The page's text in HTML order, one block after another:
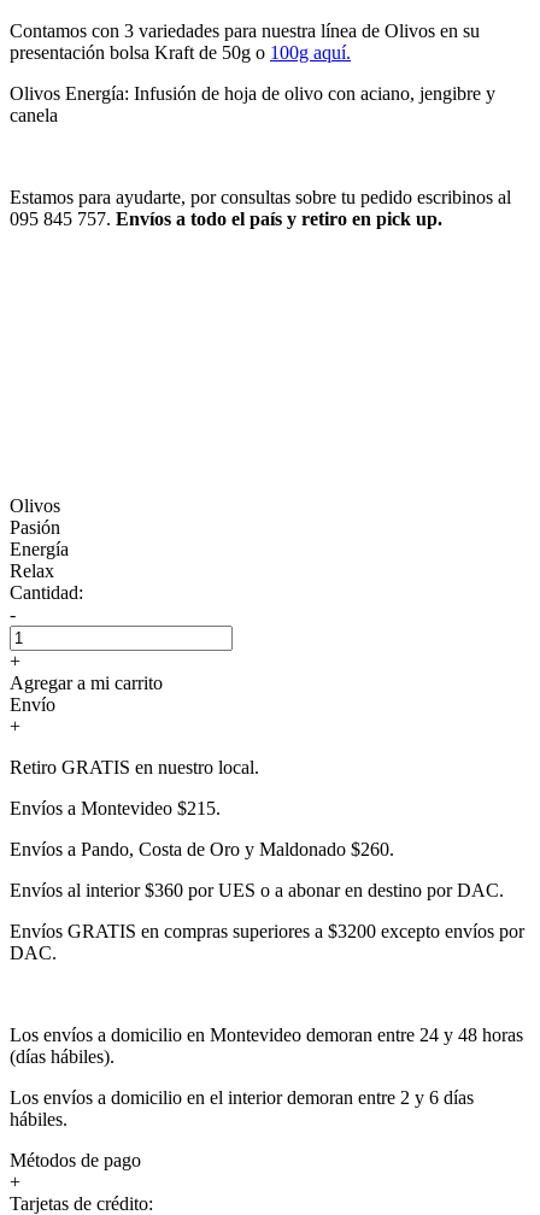
Contamos con 3 variedades para nuestra línea de Olivos en su
presentación bolsa Kraft de 50g o 100g aquí.
Olivos Energía: Infusión de hoja de olivo con aciano, jengibre y
canela
Estamos para ayudarte, por consultas sobre tu pedido escribinos al
095 845 757. Envíos a todo el país y retiro en pick up.
Olivos
Pasión
Energía
Relax
Cantidad:
-
+
Agregar a mi carrito
Envío
+
Retiro GRATIS en nuestro local.
Envíos a Montevideo $215.
Envíos a Pando, Costa de Oro y Maldonado $260.
Envíos al interior $360 por UES o a abonar en destino por DAC.
Envíos GRATIS en compras superiores a $3200 excepto envíos por
DAC.
Los envíos a domicilio en Montevideo demoran entre 24 y 48 horas
(días hábiles).
Los envíos a domicilio en el interior demoran entre 2 y 6 días
hábiles.
Métodos de pago
+
Tarjetas de crédito: